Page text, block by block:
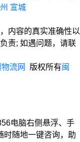
宣城
内容的真实准确性以
责; 如遇问题，请联
流网 版权所有闽
电脑右侧悬浮、手
时随地一键咨询，助